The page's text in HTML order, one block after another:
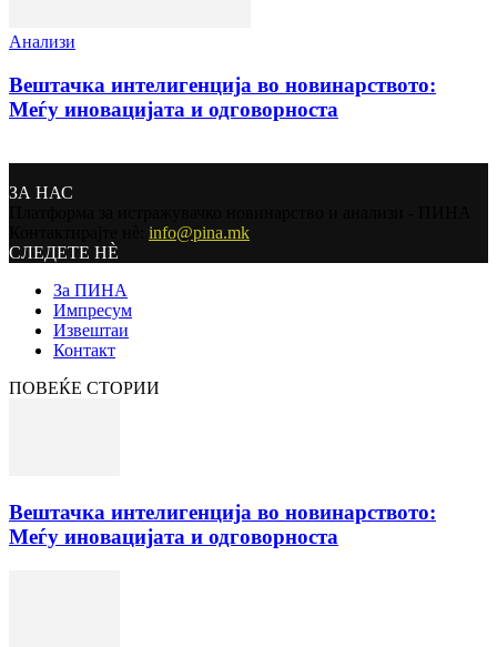
Анализи
Вештачка интелигенција во новинарството:
Меѓу иновацијата и одговорноста
ЗА НАС
info@pina.mk
СЛЕДЕТЕ НЀ
За ПИНА
Импресум
Извештаи
Контакт
ПОВЕЌЕ СТОРИИ
Вештачка интелигенција во новинарството:
Меѓу иновацијата и одговорноста